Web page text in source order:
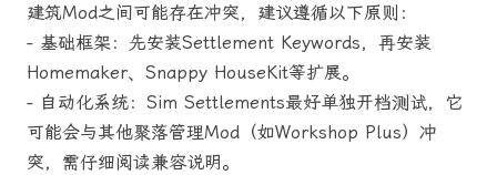
建筑Mod之间可能存在冲突，建议遵循以下原则：
- 基础框架：先安装Settlement Keywords，再安装
Homemaker、Snappy HouseKit等扩展。
- 自动化系统：Sim Settlements最好单独开档测试，它
可能会与其他聚落管理Mod（如Workshop Plus）冲
突，需仔细阅读兼容说明。